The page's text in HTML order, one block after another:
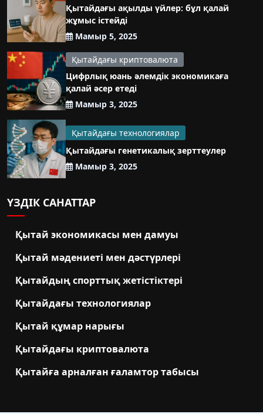
Қытайдағы ақылды үйлер: бұл қалай
жұмыс істейді
Мамыр 5, 2025
Қытайдағы криптовалюта
Цифрлық юань әлемдік экономикаға
қалай әсер етеді
Мамыр 3, 2025
Қытайдағы технологиялар
Қытайдағы генетикалық зерттеулер
Мамыр 3, 2025
ҮЗДІК САНАТТАР
Қытай экономикасы мен дамуы
Қытай мәдениеті мен дәстүрлері
Қытайдың спорттық жетістіктері
Қытайдағы технологиялар
Қытай құмар нарығы
Қытайдағы криптовалюта
Қытайға арналған ғаламтор табысы